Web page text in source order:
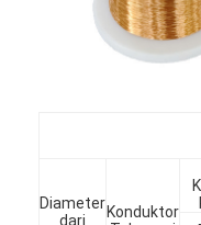
Diameter
dari
Konduktor